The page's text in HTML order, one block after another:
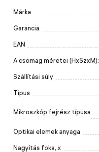
Márka
Garancia
EAN
A csomag méretei (HxSzxM):
Szállítási súly
Típus
Mikroszkóp fejrész típusa
Optikai elemek anyaga
Nagyítás foka, x